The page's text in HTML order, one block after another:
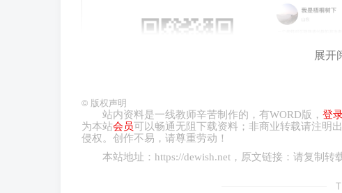
展开
© 版权声明
站内资料是一线教师辛苦制作的，有WORD版， 登
为本站会员可以畅通无阻下载资料；非商业转载请注明
侵权。创作不易，请尊重劳动！
本站地址： https://dewish.net ，原文链接：请复制转